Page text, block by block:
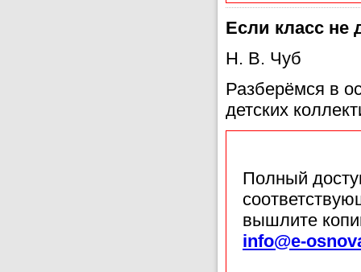
Если класс не
Н. В. Чуб
Разберёмся в
детских
Полный
вышлите
info@e-